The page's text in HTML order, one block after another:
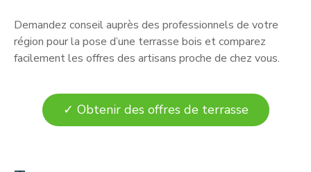
Demandez conseil auprès des professionnels de votre
région pour la pose d’une terrasse bois et comparez
facilement les offres des artisans proche de chez vous.
✓ Obtenir des offres de terrasse